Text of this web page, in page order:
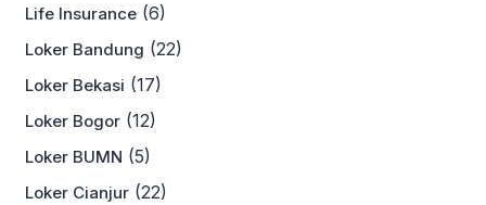
Life Insurance (6)
Loker Bandung (22)
Loker Bekasi (17)
Loker Bogor (12)
Loker BUMN (5)
Loker Cianjur (22)